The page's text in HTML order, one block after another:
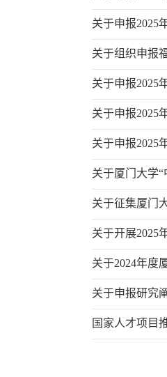
关于申报2025
关于组织申报
关于申报2025
关于申报2025
关于申报2025
关于厦门大学
关于征集厦门
关于开展2025
关于2024年度
关于申报研究
国家人才项目